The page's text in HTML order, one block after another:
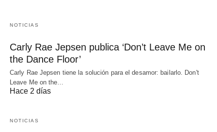
NOTICIAS
Carly Rae Jepsen publica ‘Don’t Leave Me on
the Dance Floor’
Carly Rae Jepsen tiene la solución para el desamor: bailarlo. Don't
Leave Me on the…
Hace 2 días
NOTICIAS